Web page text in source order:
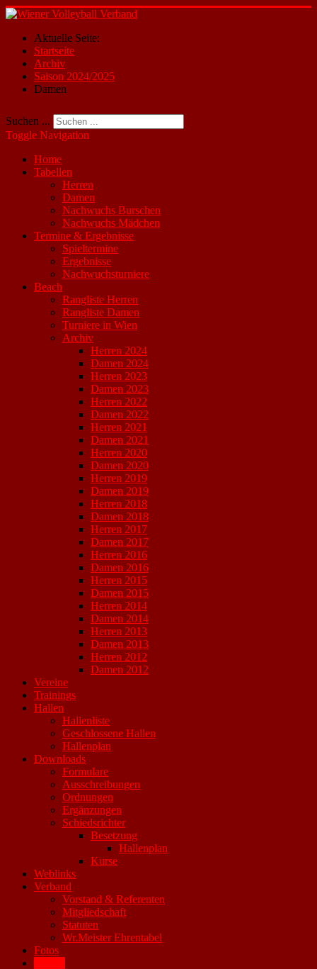
Aktuelle Seite:
Startseite
Archiv
Saison 2024/2025
Damen
Suchen ...
Toggle Navigation
Home
Tabellen
Herren
Damen
Nachwuchs Burschen
Nachwuchs Mädchen
Termine & Ergebnisse
Spieltermine
Ergebnisse
Nachwuchsturniere
Beach
Rangliste Herren
Rangliste Damen
Turniere in Wien
Archiv
Herren 2024
Damen 2024
Herren 2023
Damen 2023
Herren 2022
Damen 2022
Herren 2021
Damen 2021
Herren 2020
Damen 2020
Herren 2019
Damen 2019
Herren 2018
Damen 2018
Herren 2017
Damen 2017
Herren 2016
Damen 2016
Herren 2015
Damen 2015
Herren 2014
Damen 2014
Herren 2013
Damen 2013
Herren 2012
Damen 2012
Vereine
Trainings
Hallen
Hallenliste
Geschlossene Hallen
Hallenplan
Downloads
Formulare
Ausschreibungen
Ordnungen
Ergänzungen
Schiedsrichter
Besetzung
Hallenplan
Kurse
Weblinks
Verband
Vorstand & Referenten
Mitgliedschaft
Statuten
Wr.Meister Ehrentabel
Fotos